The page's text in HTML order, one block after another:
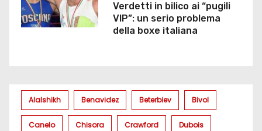
Verdetti in bilico ai “pugili
VIP”: un serio problema
della boxe italiana
Alalshikh Benavidez Beterbiev Bivol
Canelo Chisora Crawford Dubois